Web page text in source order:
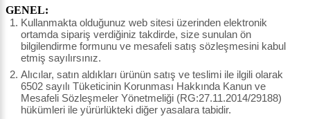
GENEL:
Kullanmakta olduğunuz web sitesi üzerinden elektronik
ortamda sipariş verdiğiniz takdirde, size sunulan ön
bilgilendirme formunu ve mesafeli satış sözleşmesini kabul
etmiş sayılırsınız.
Alıcılar, satın aldıkları ürünün satış ve teslimi ile ilgili olarak
6502 sayılı Tüketicinin Korunması Hakkında Kanun ve
Mesafeli Sözleşmeler Yönetmeliği (RG:27.11.2014/29188)
hükümleri ile yürürlükteki diğer yasalara tabidir.